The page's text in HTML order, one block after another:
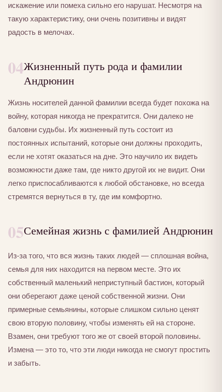
искажение или помеха сильно его нарушат. Несмотря на
такую характеристику, они очень позитивны и видят
радость в мелочах.
04Жизненный путь рода и фамилии
Андрюнин
Жизнь носителей данной фамилии всегда будет похожа на
войну, которая никогда не прекратится. Они далеко не
баловни судьбы. Их жизненный путь состоит из
постоянных испытаний, которые они должны проходить,
если не хотят оказаться на дне. Это научило их видеть
возможности даже там, где никто другой их не видит. Они
легко приспосабливаются к любой обстановке, но всегда
стремятся вернуться в ту, где им комфортно.
05Семейная жизнь с фамилией Андрюнин
Из-за того, что вся жизнь таких людей — сплошная война,
семья для них находится на первом месте. Это их
собственный маленький неприступный бастион, который
они оберегают даже ценой собственной жизни. Они
примерные семьянины, которые слишком сильно ценят
свою вторую половину, чтобы изменять ей на стороне.
Взамен, они требуют того же от своей второй половины.
Измена — это то, что эти люди никогда не смогут простить
и забыть.